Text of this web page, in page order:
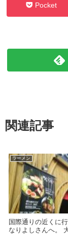
Pocket
関連記事
ラーメン
国際通りの近くに
なりよしさんへ。